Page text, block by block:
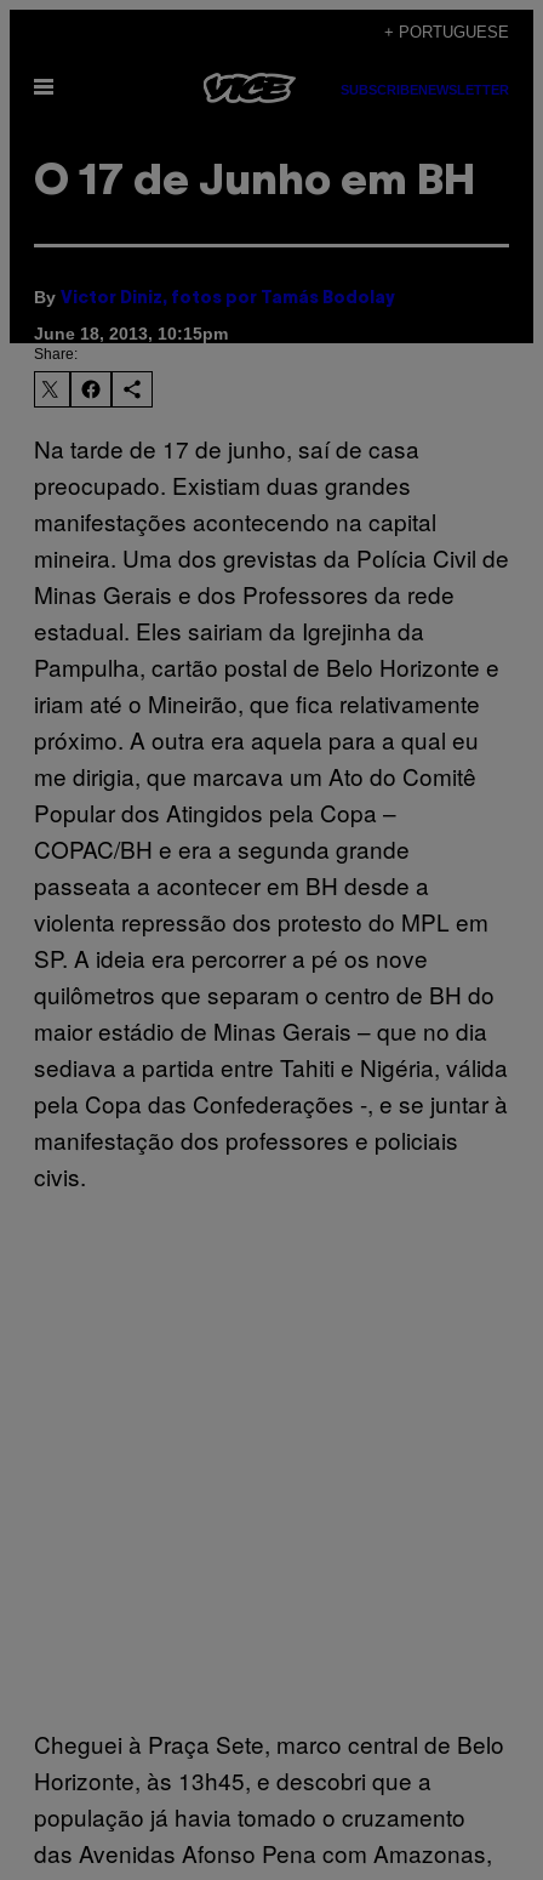
content
+ PORTUGUESE
Open
SUBSCRIBENEWSLETTER
O 17 de Junho em BH
By Victor Diniz, fotos por Tamás Bodolay
June 18, 2013, 10:15pm
Share:
Na tarde de 17 de junho, saí de casa
preocupado. Existiam duas grandes
manifestações acontecendo na capital
mineira. Uma dos grevistas da Polícia Civil de
Minas Gerais e dos Professores da rede
estadual. Eles sairiam da Igrejinha da
Pampulha, cartão postal de Belo Horizonte e
iriam até o Mineirão, que fica relativamente
próximo. A outra era aquela para a qual eu
me dirigia, que marcava um Ato do Comitê
Popular dos Atingidos pela Copa –
COPAC/BH e era a segunda grande
passeata a acontecer em BH desde a
violenta repressão dos protesto do MPL em
SP. A ideia era percorrer a pé os nove
quilômetros que separam o centro de BH do
maior estádio de Minas Gerais – que no dia
sediava a partida entre Tahiti e Nigéria, válida
pela Copa das Confederações -, e se juntar à
manifestação dos professores e policiais
civis.
Cheguei à Praça Sete, marco central de Belo
Horizonte, às 13h45, e descobri que a
população já havia tomado o cruzamento
das Avenidas Afonso Pena com Amazonas,